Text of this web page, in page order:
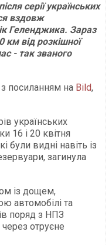
серії українських
вздовж
Геленджика. Зараз
км від розкішної
- так званого
з посиланням на Bild,
українських
16 і 20 квітня
були видні навіть із
загинула
із дощем,
автомобілі та
поряд з НПЗ
отруєне